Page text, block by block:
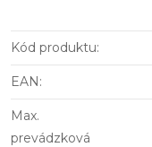
Kód produktu:
EAN:
Max.
prevádzková